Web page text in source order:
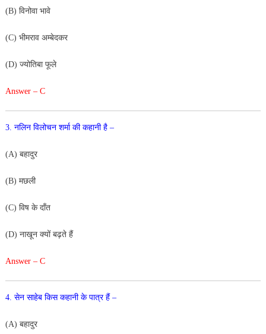
(B) विनोवा भावे
(C) भीमराव अम्बेदकर
(D) ज्योतिबा फूले
Answer – C
3. नलिन विलोचन शर्मा की कहानी है –
(A) बहादुर
(B) मछली
(C) विष के दाँत
(D) नाखून क्यों बढ़ते हैं
Answer – C
4. सेन साहेब किस कहानी के पात्र हैं –
(A) बहादुर